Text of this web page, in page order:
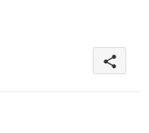
share